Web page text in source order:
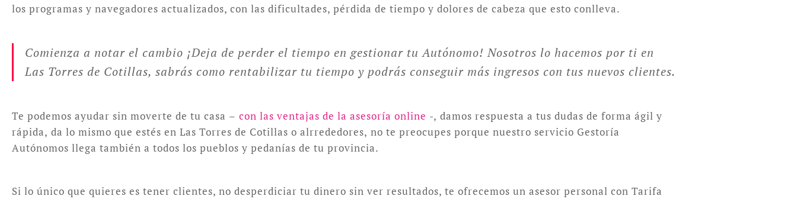
los programas y navegadores actualizados, con las dificultades, pérdida de tiempo y dolores de cabeza que esto conlleva.
Comienza a notar el cambio ¡Deja de perder el tiempo en gestionar tu Autónomo! Nosotros lo hacemos por ti en
Las Torres de Cotillas, sabrás como rentabilizar tu tiempo y podrás conseguir más ingresos con tus nuevos clientes.
Te podemos ayudar sin moverte de tu casa – con las ventajas de la asesoría online -, damos respuesta a tus dudas de forma ágil y
rápida, da lo mismo que estés en Las Torres de Cotillas o alrrededores, no te preocupes porque nuestro servicio Gestoría
Autónomos llega también a todos los pueblos y pedanías de tu provincia.
Si lo único que quieres es tener clientes, no desperdiciar tu dinero sin ver resultados, te ofrecemos un asesor personal con Tarifa